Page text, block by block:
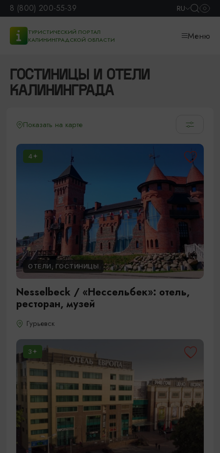
8 (800) 200-55-39 RU
ТУРИСТИЧЕСКИЙ ПОРТАЛ
КАЛИНИНГРАДСКОЙ ОБЛАСТИ
Меню
ГОСТИНИЦЫ И ОТЕЛИ
КАЛИНИНГРАДА
Показать на карте
4
ОТЕЛИ, ГОСТИНИЦЫ
Nesselbeck / «Нессельбек»: отель,
ресторан, музей
Гурьевск
3